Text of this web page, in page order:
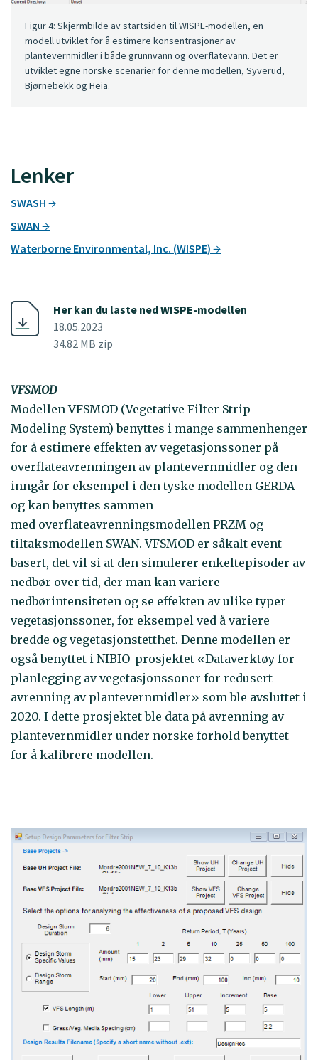
Figur 4: Skjermbilde av startsiden til WISPE-modellen, en
modell utviklet for å estimere konsentrasjoner av
plantevernmidler i både grunnvann og overflatevann. Det er
utviklet egne norske scenarier for denne modellen, Syverud,
Bjørnebekk og Heia.
Lenker
SWASH
SWAN
Waterborne Environmental, Inc. (WISPE)
Her kan du laste ned WISPE-modellen
18.05.2023
34.82 MB zip
VFSMOD
Modellen VFSMOD (Vegetative Filter Strip
Modeling System) benyttes i mange sammenhenger
for å estimere effekten av vegetasjonssoner på
overflateavrenningen av plantevernmidler og den
inngår for eksempel i den tyske modellen GERDA
og kan benyttes sammen
med overflateavrenningsmodellen PRZM og
tiltaksmodellen SWAN. VFSMOD er såkalt event-
basert, det vil si at den simulerer enkeltepisoder av
nedbør over tid, der man kan variere
nedbørintensiteten og se effekten av ulike typer
vegetasjonssoner, for eksempel ved å variere
bredde og vegetasjonstetthet. Denne modellen er
også benyttet i NIBIO-prosjektet «Dataverktøy for
planlegging av vegetasjonssoner for redusert
avrenning av plantevernmidler» som ble avsluttet i
2020. I dette prosjektet ble data på avrenning av
plantevernmidler under norske forhold benyttet
for å kalibrere modellen.